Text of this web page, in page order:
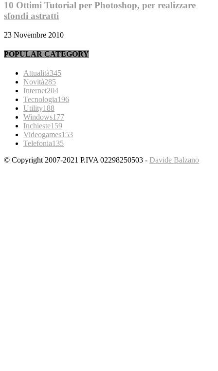
10 Ottimi Tutorial per Photoshop, per realizzare
sfondi astratti
23 Novembre 2010
POPULAR CATEGORY
Attualità345
Novità285
Internet204
Tecnologia196
Utility188
Windows177
Inchieste159
Videogames153
Telefonia135
© Copyright 2007-2021 P.IVA 02298250503 - Davide Balzano